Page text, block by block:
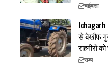
चाईबासा
Ichagarh
से बेखौफ
राहगीरों
राज्य